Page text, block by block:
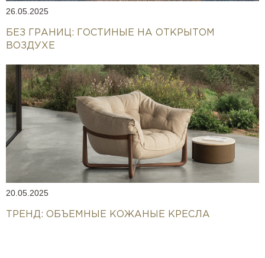
26.05.2025
БЕЗ ГРАНИЦ: ГОСТИНЫЕ НА ОТКРЫТОМ
ВОЗДУХЕ
20.05.2025
ТРЕНД: ОБЪЕМНЫЕ КОЖАНЫЕ КРЕСЛА